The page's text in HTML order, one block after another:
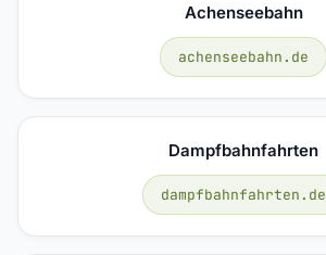
Achenseebahn
achenseebahn.de
Dampfbahnfahrten
dampfbahnfahrten.de